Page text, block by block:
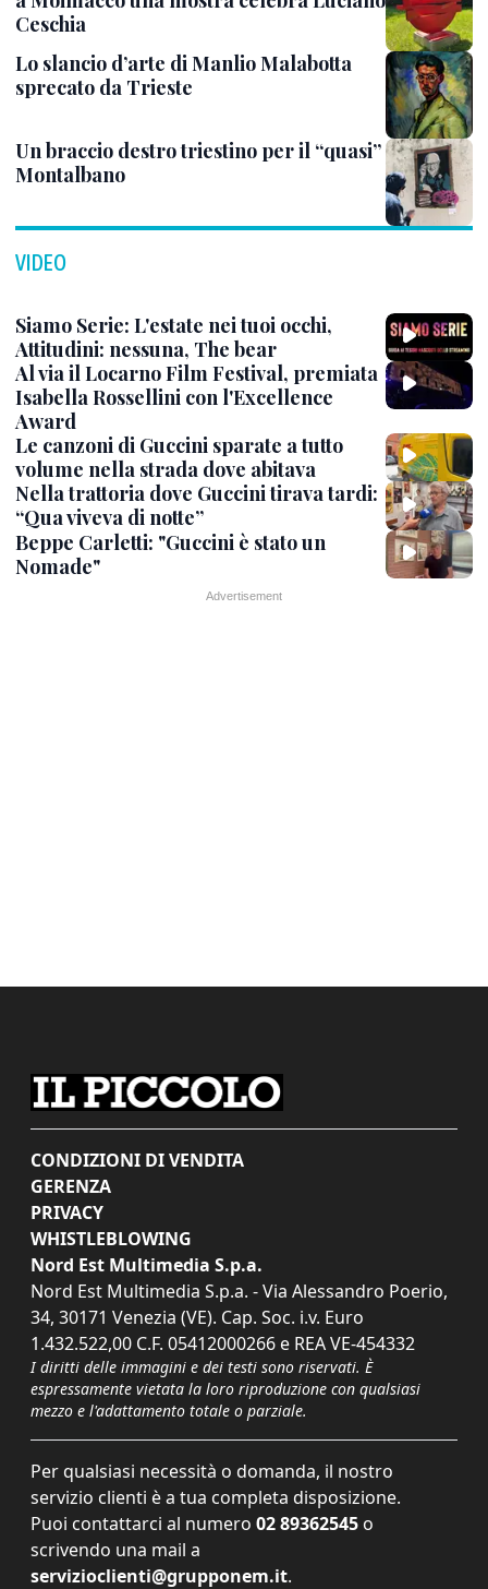
Ceschia
Lo slancio d’arte di Manlio Malabotta
sprecato da Trieste
Un braccio destro triestino per il “quasi”
Montalbano
VIDEO
Siamo Serie: L'estate nei tuoi occhi,
Attitudini: nessuna, The bear
Al via il Locarno Film Festival, premiata
Isabella Rossellini con l'Excellence
Award
Le canzoni di Guccini sparate a tutto
volume nella strada dove abitava
Nella trattoria dove Guccini tirava tardi:
“Qua viveva di notte”
Beppe Carletti: "Guccini è stato un
Nomade"
CONDIZIONI DI VENDITA
GERENZA
PRIVACY
WHISTLEBLOWING
Nord Est Multimedia S.p.a.
Nord Est Multimedia S.p.a. - Via Alessandro Poerio,
34, 30171 Venezia (VE). Cap. Soc. i.v. Euro
1.432.522,00 C.F. 05412000266 e REA VE-454332
I diritti delle immagini e dei testi sono riservati. È
espressamente vietata la loro riproduzione con qualsiasi
mezzo e l'adattamento totale o parziale.
Per qualsiasi necessità o domanda, il nostro
servizio clienti è a tua completa disposizione.
Puoi contattarci al numero 02 89362545 o
scrivendo una mail a
servizioclienti@grupponem.it.